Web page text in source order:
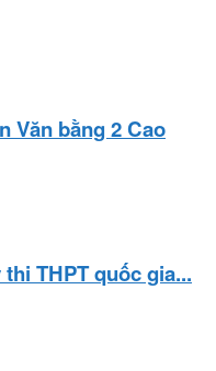
Văn bằng 2 Cao
THPT quốc gia...